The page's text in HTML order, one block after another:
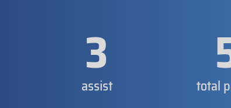
3
assist total